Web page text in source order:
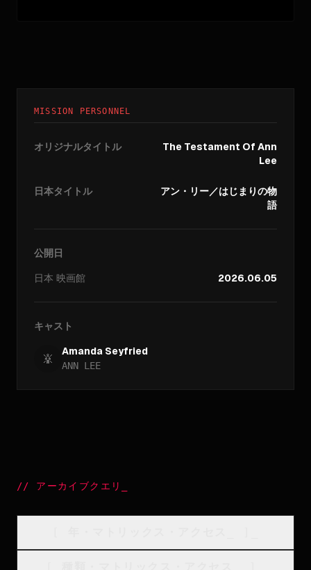
MISSION PERSONNEL
オリジナルタイトル
The Testament Of Ann
Lee
日本タイトル
アン・リー／はじまりの物
語
公開日
日本 映画館 2026.06.05
キャスト
Amanda Seyfried
ANN LEE
// アーカイブクエリ